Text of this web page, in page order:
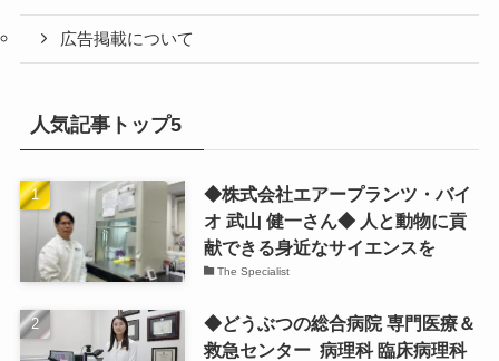
広告掲載について
人気記事トップ5
◆株式会社エアープランツ・バイ
オ 武山 健一さん◆ 人と動物に貢
献できる身近なサイエンスを
The Specialist
◆どうぶつの総合病院 専門医療＆
救急センター 病理科 臨床病理科